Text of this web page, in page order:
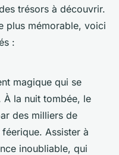
trésors à découvrir.
plus mémorable, voici
:
magique qui se
la nuit tombée, le
des milliers de
Assister à
inoubliable, qui